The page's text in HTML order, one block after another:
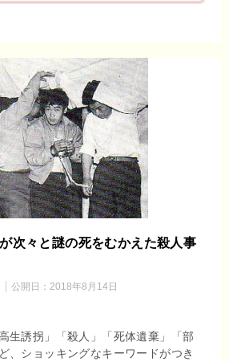
次々と謎の死をむかえた殺人事
公開日： 2018年8月14日
生誘拐」「殺人」「死体遺棄」「部
、ショッキングなキーワードがつき